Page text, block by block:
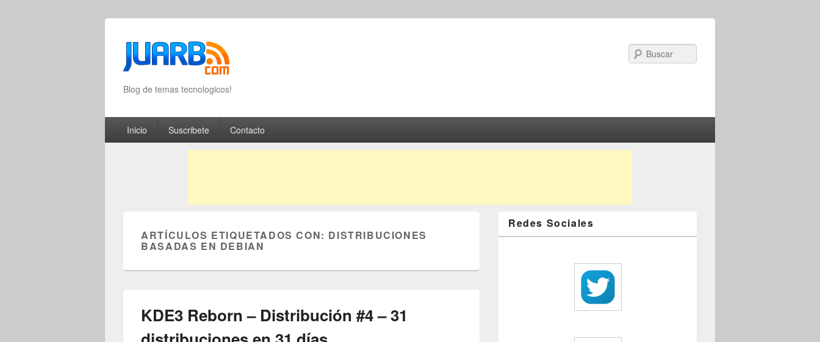
Blog de temas tecnologicos!
Primary menu
Skip to primary content
Skip to secondary content
Inicio Suscribete Contacto
ARTÍCULOS ETIQUETADOS CON: DISTRIBUCIONES
BASADAS EN DEBIAN
KDE3 Reborn – Distribución #4 – 31
Redes Sociales